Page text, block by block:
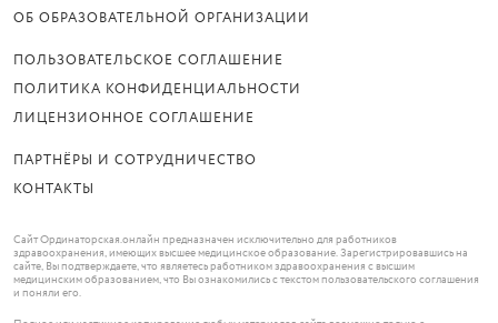
ОБ ОБРАЗОВАТЕЛЬНОЙ ОРГАНИЗАЦИИ
ПОЛЬЗОВАТЕЛЬСКОЕ СОГЛАШЕНИЕ
ПОЛИТИКА КОНФИДЕНЦИАЛЬНОСТИ
ЛИЦЕНЗИОННОЕ СОГЛАШЕНИЕ
ПАРТНЁРЫ И СОТРУДНИЧЕСТВО
КОНТАКТЫ
Сайт Ординаторская.онлайн предназначен исключительно для работников
здравоохранения, имеющих высшее медицинское образование. Зарегистрировавшись на
сайте, Вы подтверждаете, что являетесь работником здравоохранения с высшим
медицинским образованием, что Вы ознакомились с текстом пользовательского соглашения
и поняли его.